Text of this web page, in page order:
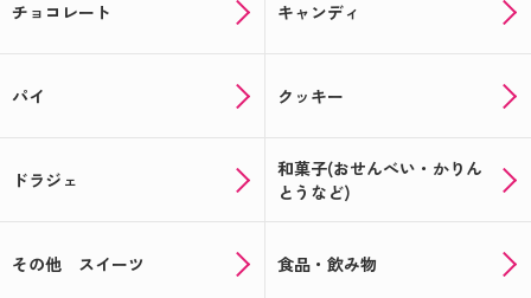
チョコレート キャンディ
パイ クッキー
ドラジェ
和菓子(おせんべい・かりん
とうなど)
その他 スイーツ 食品・飲み物